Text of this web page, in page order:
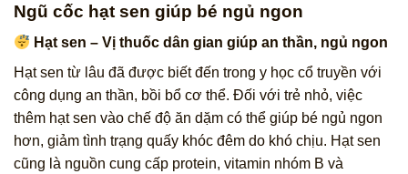
Ngũ cốc hạt sen giúp bé ngủ ngon
Hạt sen – Vị thuốc dân gian giúp an thần, ngủ ngon
Hạt sen từ lâu đã được biết đến trong y học cổ truyền với
công dụng an thần, bồi bổ cơ thể. Đối với trẻ nhỏ, việc
thêm hạt sen vào chế độ ăn dặm có thể giúp bé ngủ ngon
hơn, giảm tình trạng quấy khóc đêm do khó chịu. Hạt sen
cũng là nguồn cung cấp protein, vitamin nhóm B và